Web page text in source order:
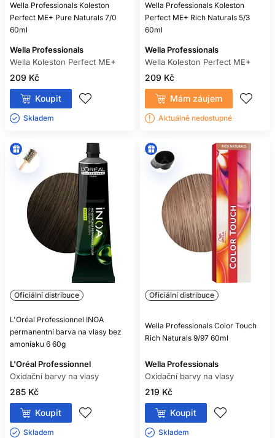
Wella Professionals Koleston
Perfect ME+ Pure Naturals 7/0
60ml
Wella Professionals
Wella Koleston Perfect ME+
209 Kč
Koupit
Skladem ㅤ
Wella Professionals Koleston
Perfect ME+ Rich Naturals 5/3
60ml
Wella Professionals
Wella Koleston Perfect ME+
209 Kč
Mám záujem
Aktuálně nedostupné
Oficiální distribuce
L'Oréal Professionnel INOA
permanentní barva na vlasy bez
amoniaku 6 60g
L'Oréal Professionnel
Oxidační barvy na vlasy
285 Kč
Koupit
Skladem ㅤ
Oficiální distribuce
Wella Professionals Color Touch
Rich Naturals 9/97 60ml
Wella Professionals
Oxidační barvy na vlasy
219 Kč
Koupit
Skladem ㅤ